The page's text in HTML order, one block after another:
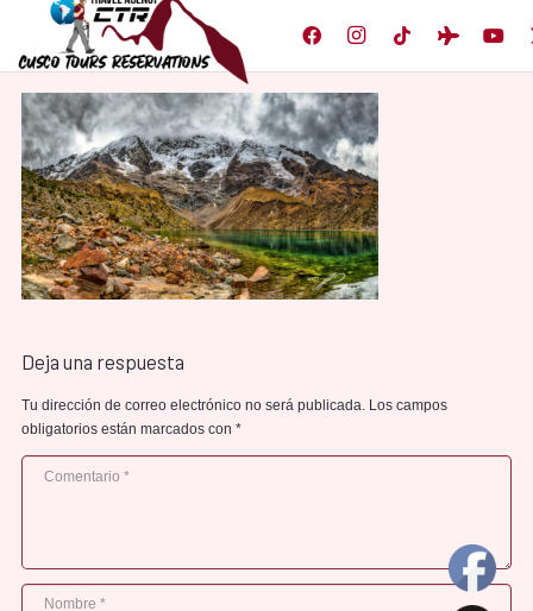
Deja una respuesta
Tu dirección de correo electrónico no será publicada. Los campos
obligatorios están marcados con *